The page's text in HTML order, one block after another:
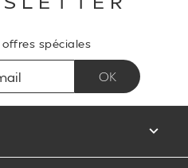
offres spéciales
